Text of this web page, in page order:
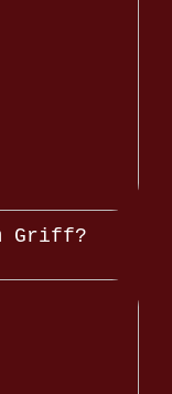
Griff?